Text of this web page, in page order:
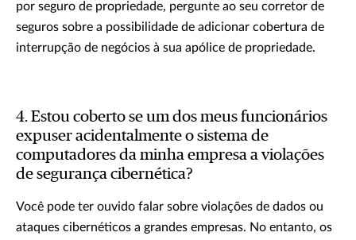
por seguro de propriedade, pergunte ao seu corretor de
seguros sobre a possibilidade de adicionar cobertura de
interrupção de negócios à sua apólice de propriedade.
4. Estou coberto se um dos meus funcionários
expuser acidentalmente o sistema de
computadores da minha empresa a violações
de segurança cibernética?
Você pode ter ouvido falar sobre violações de dados ou
ataques cibernéticos a grandes empresas. No entanto, os